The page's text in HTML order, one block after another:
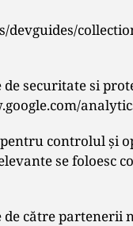
securitate si
controlul şi
se foloesc
către partenerii